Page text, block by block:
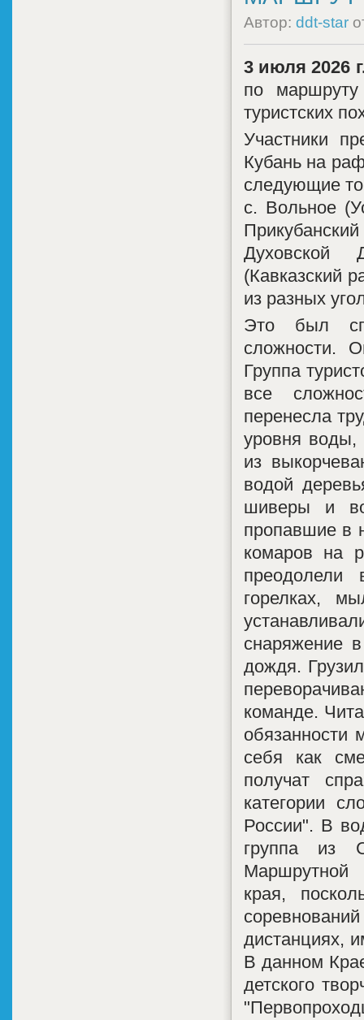
Автор: ddt-star
3 июля 2026
по
туристских
Участники
Кубань на
следующие
с. Вольное
Духовской
(Кавказский
из разных
Это был
сложности.
Группа
все
перенесла
уровня воды,
из
водой
шиверы и
пропавшие в
комаров на
преодолели
горелках,
снаряжение
дождя.
команде.
обязанности
себя как
получат
категории
России". В
группа из
Маршрутной
края,
дистанциях,
В данном
детского